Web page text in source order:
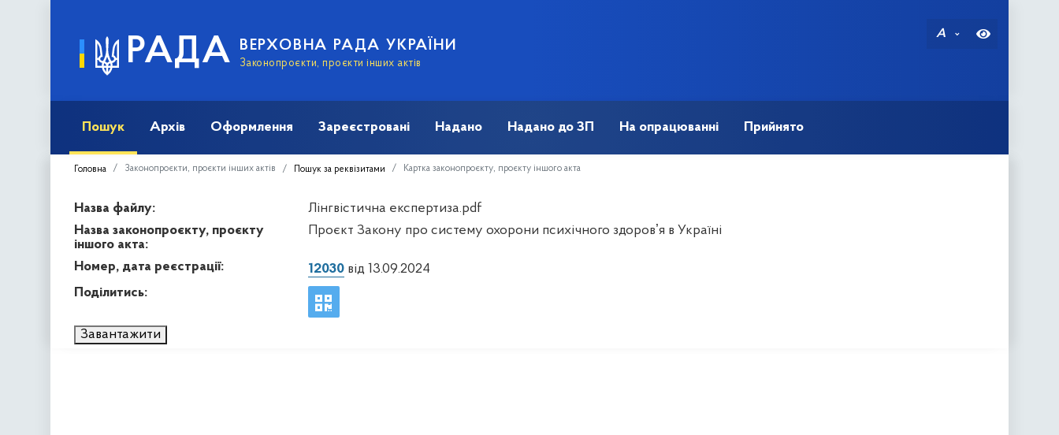
РАДА ВЕРХОВНА РАДА УКРАЇНИ
Законопроєкти, проєкти інших актів
A
Пошук Архів Оформлення Зареєстровані Надано Надано до ЗП На опрацюванні Прийнято
Головна Законопроєкти, проєкти інших актів Пошук за реквізитами Картка законопроєкту, проєкту іншого акта
Назва файлу:
Лінгвістична експертиза.pdf
Назва законопроєкту, проєкту
іншого акта:
Проєкт Закону про систему охорони психічного здоровʼя в Україні
Номер, дата реєстрації: 12030від 13.09.2024
Поділитись:
Завантажити